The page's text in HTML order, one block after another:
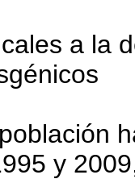
a la
y